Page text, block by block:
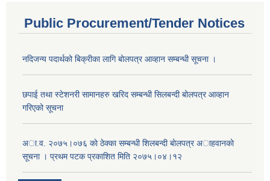
Public Procurement/Tender Notices
नदिजन्य पदार्थको बिक्रीका लागि बोलपत्र आव्हान सम्बन्धी सूचना ।
छपाई तथा स्टेशनरी सामानहरु खरिद सम्बन्धी सिलबन्दी बोलपत्र आव्हान
गरिएको सूचना
अा.व. २०७५।०७६ काे ठेक्का सम्बन्धी शिलबन्दी बाेलपत्र अाहवानकाे
सूचना । प्रथम पटक प्रकाशित मिति २०७५।०४।१२